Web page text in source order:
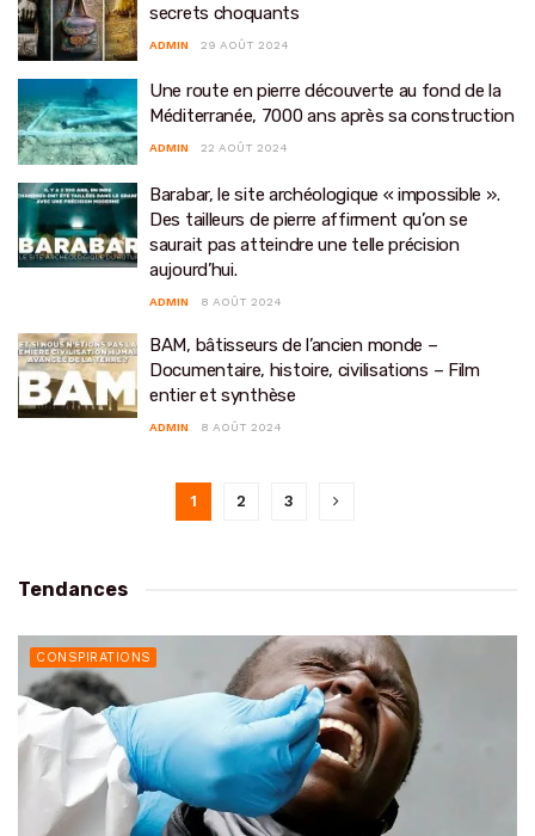
secrets choquants
ADMIN 29 AOÛT 2024
Une route en pierre découverte au fond de la
Méditerranée, 7000 ans après sa construction
ADMIN 22 AOÛT 2024
Barabar, le site archéologique « impossible ».
Des tailleurs de pierre affirment qu’on se
saurait pas atteindre une telle précision
aujourd’hui.
ADMIN 8 AOÛT 2024
BAM, bâtisseurs de l’ancien monde –
Documentaire, histoire, civilisations – Film
entier et synthèse
ADMIN 8 AOÛT 2024
1 2 3
Tendances
CONSPIRATIONS